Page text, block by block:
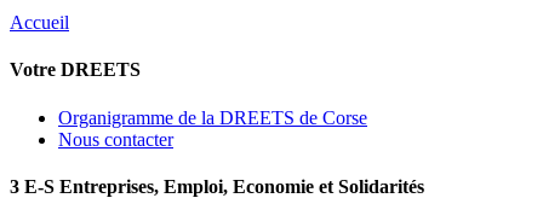
Accueil
Votre DREETS
Organigramme de la DREETS de Corse
Nous contacter
3 E-S Entreprises, Emploi, Economie et Solidarités